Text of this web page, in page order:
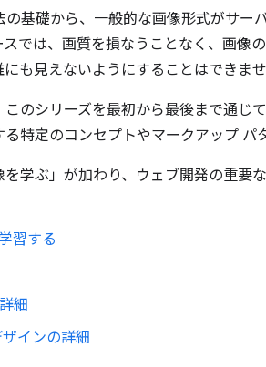
の基礎から、一般的な画像形式がサ
スでは、画質を損なうことなく、画像
も見えないようにすることはできませ
のシリーズを最初から最後まで通じ
特定のコンセプトやマークアップ パ
学ぶ」が加わり、ウェブ開発の重要
習する
細
インの詳細